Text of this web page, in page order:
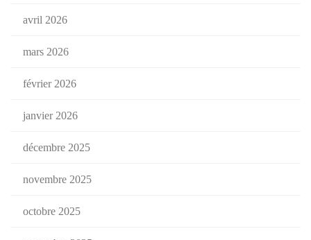
avril 2026
mars 2026
février 2026
janvier 2026
décembre 2025
novembre 2025
octobre 2025